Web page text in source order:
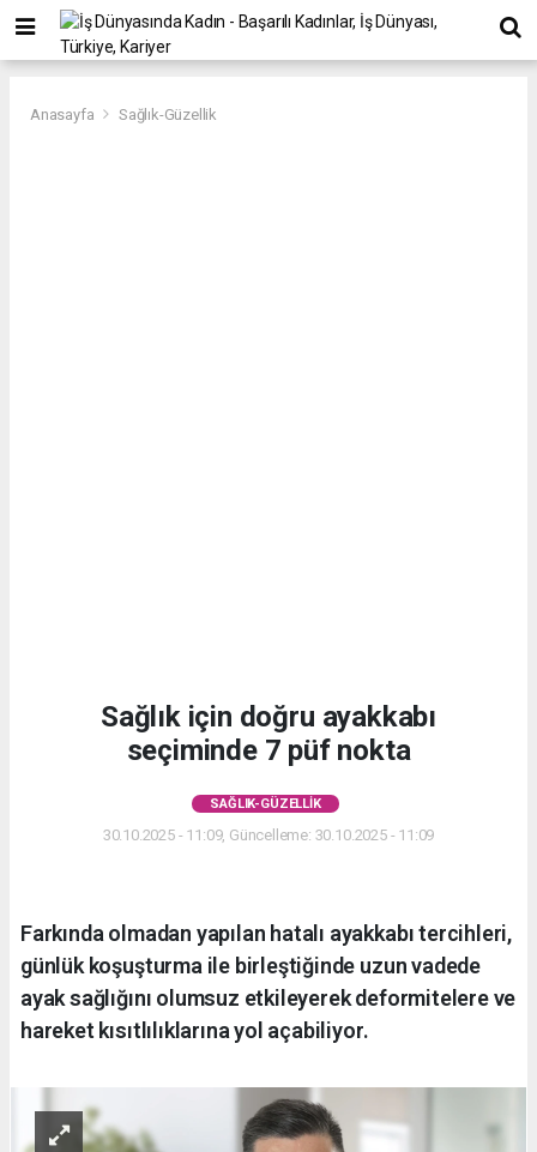
Anasayfa Sağlık-Güzellik
Sağlık için doğru ayakkabı
seçiminde 7 püf nokta
SAĞLIK-GÜZELLIK
30.10.2025 - 11:09, Güncelleme: 30.10.2025 - 11:09
Farkında olmadan yapılan hatalı ayakkabı tercihleri,
günlük koşuşturma ile birleştiğinde uzun vadede
ayak sağlığını olumsuz etkileyerek deformitelere ve
hareket kısıtlılıklarına yol açabiliyor.